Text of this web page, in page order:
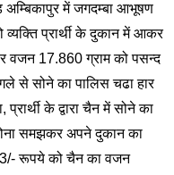
अम्बिकापुर में जगदम्बा आभूषण
प्रार्थी के दुकान में आकर
वजन 17.860 ग्राम को पसन्द
से सोने का पालिस चढा हार
के द्वारा चैन में सोने का
समझकर अपने दुकान का
रूपये को चैन का वजन